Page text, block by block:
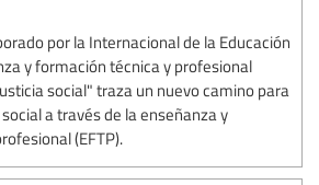
por la Internacional de la Educación
y formación técnica y profesional
social" traza un nuevo camino para
a través de la enseñanza y
(EFTP).